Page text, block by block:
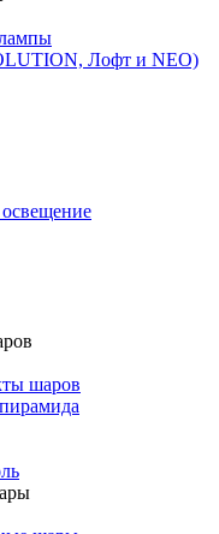
Лофт и NEO)
шаров